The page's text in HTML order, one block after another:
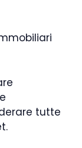
tutte